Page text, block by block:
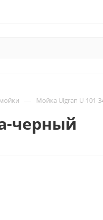
— Мойка Ulgran U-101-
черный